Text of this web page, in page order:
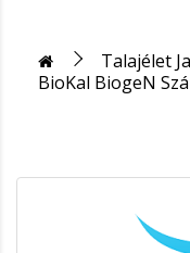
Talajélet
BioKal BiogeN